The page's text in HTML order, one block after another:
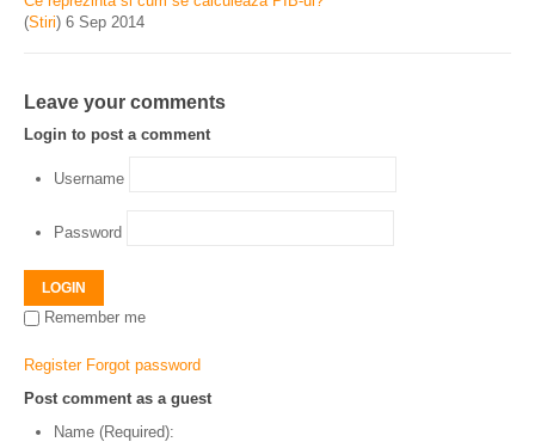
(Stiri) 6 Sep 2014
Leave your comments
Login to post a comment
Username
Password
LOGIN
Remember me
Register Forgot password
Post comment as a guest
Name (Required):